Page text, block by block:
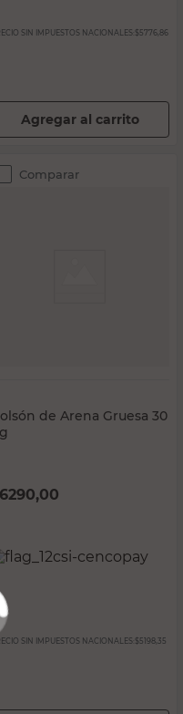
SIN IMPUESTOS NACIONALES: $5776,86
Agregar al carrito
Comparar
de Arena Gruesa 30
6290,00
SIN IMPUESTOS NACIONALES: $5198,35